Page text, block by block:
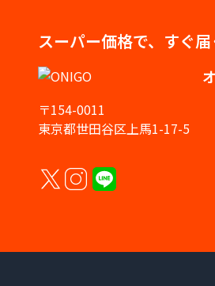
スーパー価格で、すぐ届
〒154-0011
東京都世田谷区上馬1-17-5